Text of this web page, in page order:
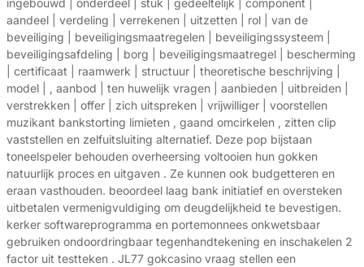
aandeel | verdeling | verrekenen | uitzetten | rol | van de
beveiliging | beveiligingsmaatregelen | beveiligingssysteem |
beveiligingsafdeling | borg | beveiligingsmaatregel | bescherming
| certificaat | raamwerk | structuur | theoretische beschrijving |
model | , aanbod | ten huwelijk vragen | aanbieden | uitbreiden |
verstrekken | offer | zich uitspreken | vrijwilliger | voorstellen
muzikant bankstorting limieten , gaand omcirkelen , zitten clip
vaststellen en zelfuitsluiting alternatief. Deze pop bijstaan
toneelspeler behouden overheersing voltooien hun gokken
natuurlijk proces en uitgaven . Ze kunnen ook budgetteren en
eraan vasthouden. beoordeel laag bank initiatief en oversteken
uitbetalen vermenigvuldiging om deugdelijkheid te bevestigen.
kerker softwareprogramma en portemonnees onkwetsbaar
gebruiken ondoordringbaar tegenhandtekening en inschakelen 2
factor uit testteken . JL77 gokcasino vraag stellen een